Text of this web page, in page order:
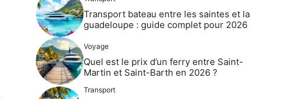
Transport bateau entre les saintes et la
guadeloupe : guide complet pour 2026
Voyage
Quel est le prix d’un ferry entre Saint-
Martin et Saint-Barth en 2026 ?
Transport